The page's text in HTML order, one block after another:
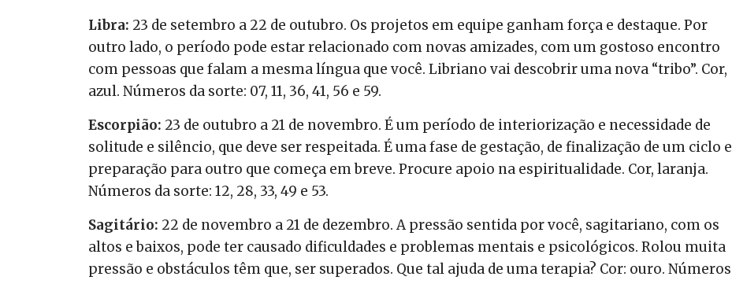
Libra: 23 de setembro a 22 de outubro. Os projetos em equipe ganham força e destaque. Por
outro lado, o período pode estar relacionado com novas amizades, com um gostoso encontro
com pessoas que falam a mesma língua que você. Libriano vai descobrir uma nova “tribo”. Cor,
azul. Números da sorte: 07, 11, 36, 41, 56 e 59.
Escorpião: 23 de outubro a 21 de novembro. É um período de interiorização e necessidade de
solitude e silêncio, que deve ser respeitada. É uma fase de gestação, de finalização de um ciclo e
preparação para outro que começa em breve. Procure apoio na espiritualidade. Cor, laranja.
Números da sorte: 12, 28, 33, 49 e 53.
Sagitário: 22 de novembro a 21 de dezembro. A pressão sentida por você, sagitariano, com os
altos e baixos, pode ter causado dificuldades e problemas mentais e psicológicos. Rolou muita
pressão e obstáculos têm que, ser superados. Que tal ajuda de uma terapia? Cor: ouro. Números